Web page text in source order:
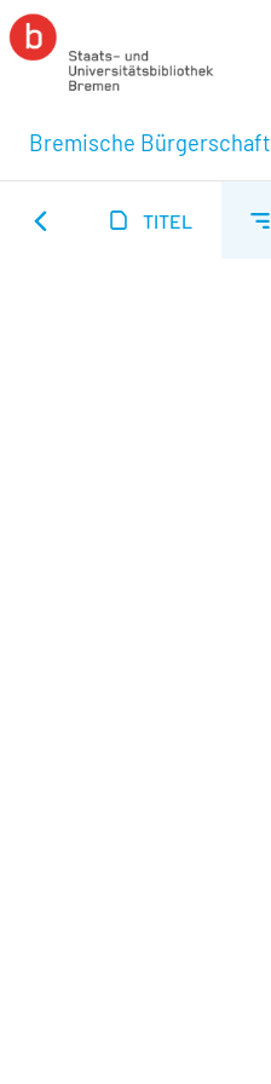
Bremische Bürgerschaft
TITEL